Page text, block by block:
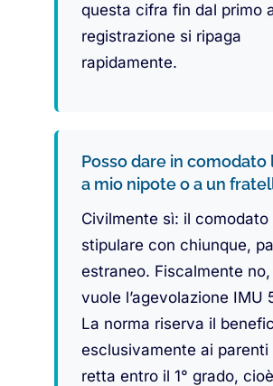
questa cifra fin dal primo
registrazione si ripaga
rapidamente.
Posso dare in comodato
a mio nipote o a un
Civilmente sì: il comodato
stipulare con chiunque,
estraneo. Fiscalmente no,
vuole l’agevolazione IMU
La norma riserva il
esclusivamente ai parenti
retta entro il 1° grado, cioè